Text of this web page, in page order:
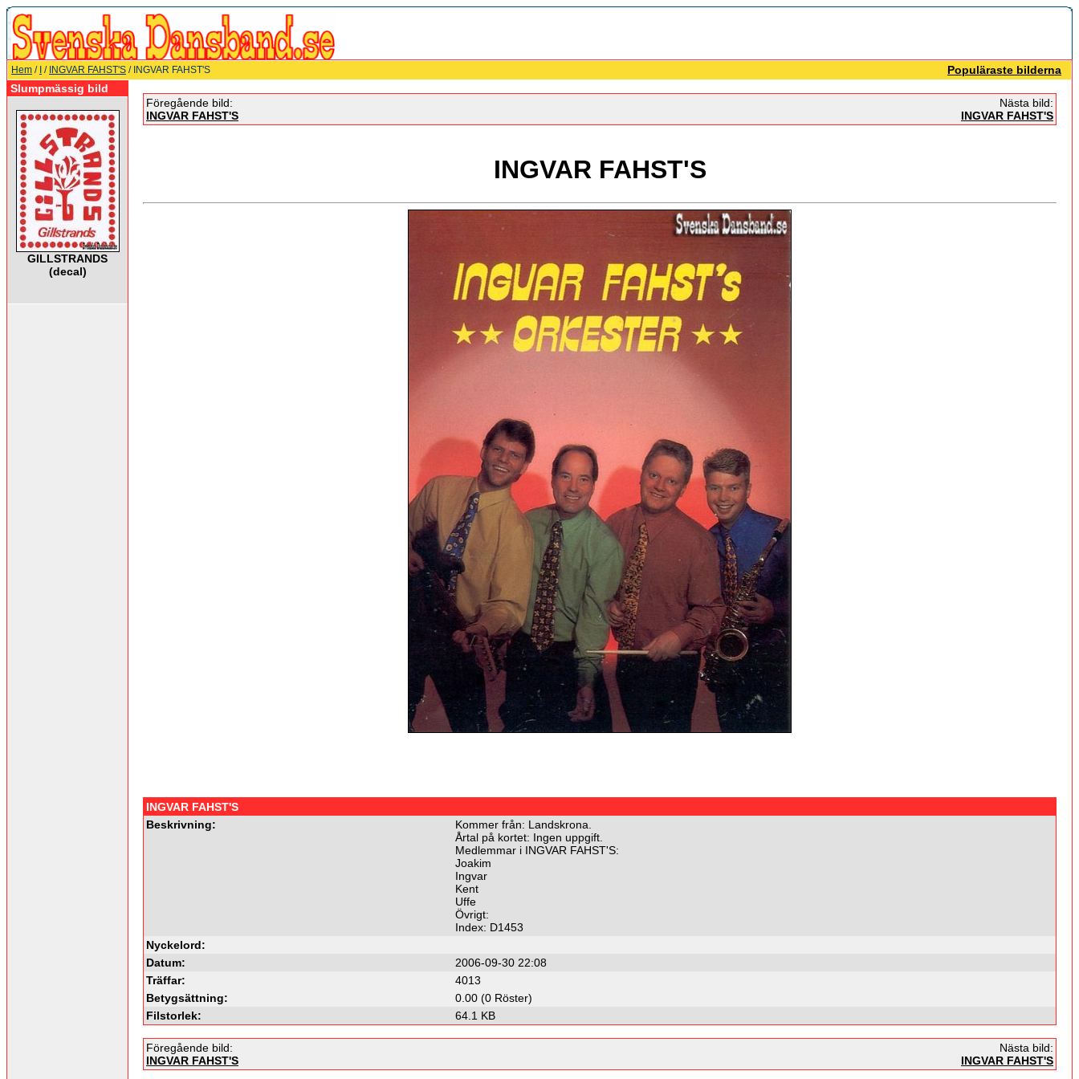
Hem / / INGVAR FAHST'S / INGVAR FAHST'S
Populäraste bilderna
Slumpmässig bild
GILLSTRANDS
(decal)
Föregående bild:
INGVAR FAHST'S
Nästa bild:
INGVAR FAHST'S
INGVAR FAHST'S
INGVAR FAHST'S
Beskrivning:
Kommer från: Landskrona.
Årtal på kortet: Ingen uppgift.
Medlemmar i INGVAR FAHST'S:
Joakim
Ingvar
Kent
Uffe
Övrigt:
Index: D1453
Nyckelord:
Datum:
2006-09-30 22:08
Träffar:
4013
Betygsättning:
0.00 (0 Röster)
Filstorlek:
64.1 KB
Föregående bild:
INGVAR FAHST'S
Nästa bild:
INGVAR FAHST'S